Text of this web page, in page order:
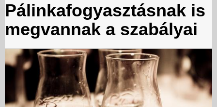
Pálinkafogyasztásnak is
megvannak a szabályai